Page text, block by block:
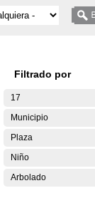
Filtrado por
17
Municipio
Plaza
Niño
Arbolado